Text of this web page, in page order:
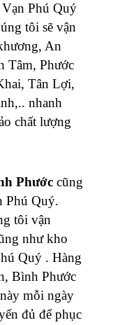
Phú Quý
tôi sẽ vận
An
Tâm, Phước
Tân Lợi,
nhanh
chất lượng
Phước cũng
Phú Quý.
tôi vận
như kho
Quý . Hàng
Bình Phước
mỗi ngày
đủ để phục